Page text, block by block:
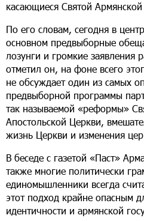
касающиеся Святой
По его словам, сегодня в
основном предвыборные
лозунги и громкие заявления
отметил он, на фоне всего
не обсуждает один из самых
предвыборной программы
так называемой «реформы»
Апостольской Церкви,
жизнь Церкви и изменения
В беседе с газетой «Паст»
также многие политически
единомышленники всегда
этот подход крайне опасным
идентичности и армянской